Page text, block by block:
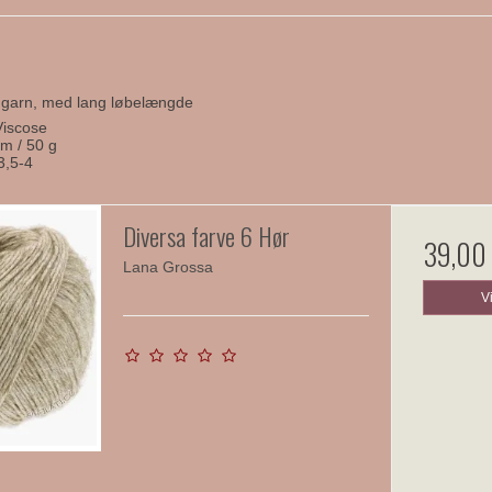
med lang løbelængde
/ 50 g
4
Diversa farve 6 Hør
Lana Grossa 39,00